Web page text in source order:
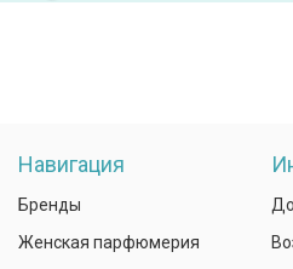
Навигация
Бренды
Женская парфюмерия